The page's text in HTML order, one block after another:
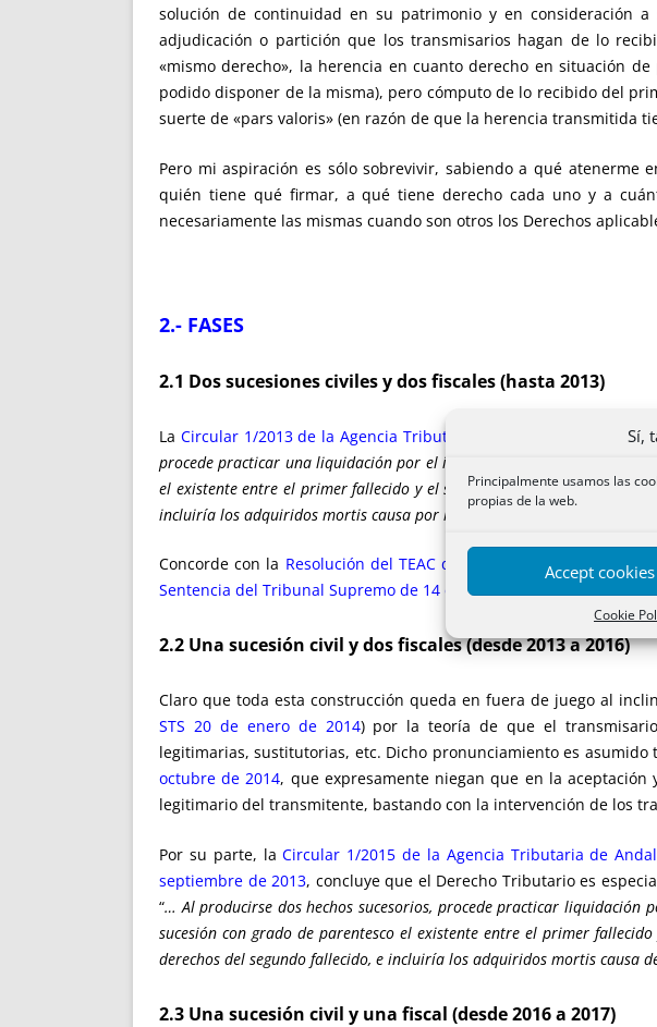
Sí,
Principalmente usamos las
propias de la web.
Accept cookies
Cookie
solución de continuidad en su patrimonio y en consideración
adjudicación o partición que los transmisarios hagan de lo
«mismo derecho», la herencia en cuanto derecho en situación
podido disponer de la misma), pero cómputo de lo recibido del
suerte de «pars valoris» (en razón de que la herencia transmitida
Pero mi aspiración es sólo sobrevivir, sabiendo a qué
quién tiene qué firmar, a qué tiene derecho cada uno y a
necesariamente las mismas cuando son otros los Derechos
2.- FASES
2.1 Dos sucesiones civiles y dos fiscales (hasta 2013)
La Circular 1/2013 de la Agencia Tributaria de Andalucía opta por
procede practicar una liquidación por el impuesto de sucesiones para
el existente entre el primer fallecido y el segundo, y por otra, el
incluiría los adquiridos mortis causa por la herencia…
Concorde con la Resolución del TEAC de 1 de febrero de 2006 , la
Sentencia del Tribunal Supremo de 14 de diciembre de 2011
2.2 Una sucesión civil y dos fiscales (desde 2013 a 2016)
Claro que toda esta construcción queda en fuera de juego al
STS 20 de enero de 2014) por la teoría de que el
legitimarias, sustitutorias, etc. Dicho pronunciamiento es asumido
octubre de 2014, que expresamente niegan que en la
legitimario del transmitente, bastando con la intervención de los
Por su parte, laCircular 1/2015 de la Agencia Tributaria de
septiembre de 2013, concluye que el Derecho Tributario es
“… Al producirse dos hechos sucesorios, procede practicar liquidación
sucesión con grado de parentesco el existente entre el primer
derechos del segundo fallecido, e incluiría los adquiridos mortis causa
2.3 Una sucesión civil y una fiscal (desde 2016 a 2017)